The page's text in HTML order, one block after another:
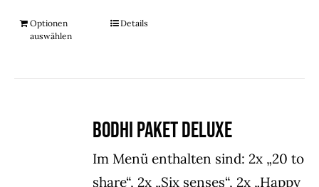
Optionen
auswählen
Details
Bodhi Paket Deluxe
Im Menü enthalten sind: 2x „20 to
share“, 2x „Six senses“, 2x „Happy